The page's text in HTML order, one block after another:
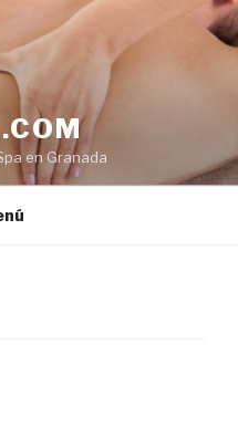
en Granada